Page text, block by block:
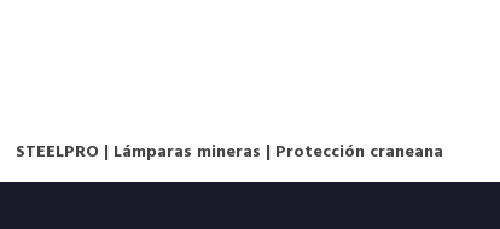
STEELPRO | Lámparas mineras | Protección craneana